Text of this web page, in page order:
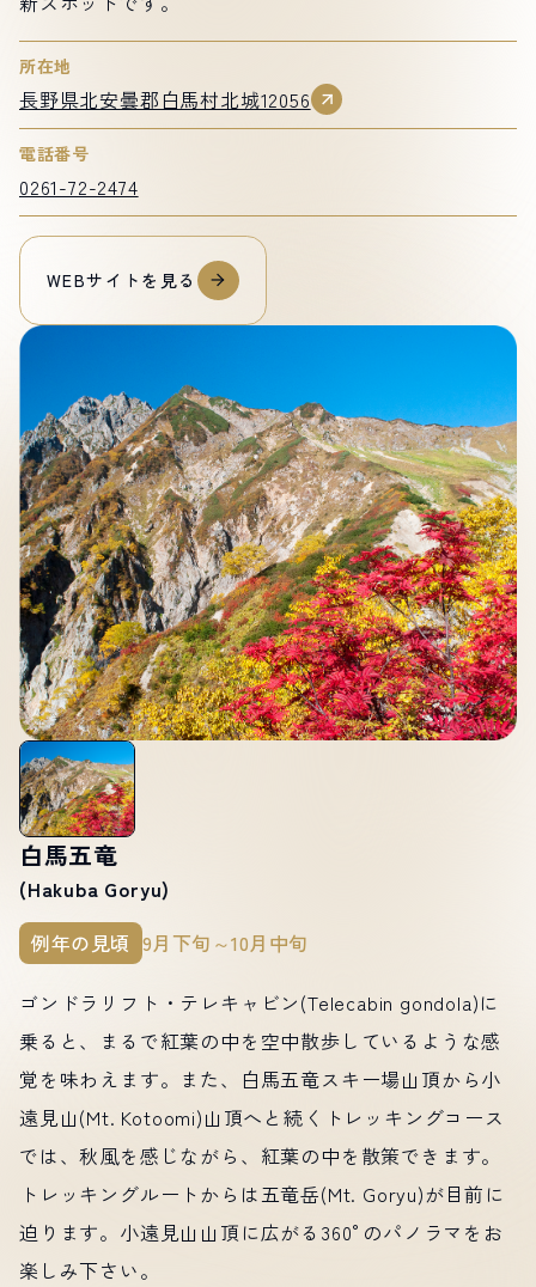
所在地
長野県北安曇郡白馬村北城12056
電話番号
0261-72-2474
WEBサイトを見る
白馬五竜
(Hakuba Goryu)
例年の見頃 9月下旬～10月中旬
ゴンドラリフト・テレキャビン(Telecabin gondola)に
乗ると、まるで紅葉の中を空中散歩しているような感
覚を味わえます。また、白馬五竜スキー場山頂から小
遠見山(Mt. Kotoomi)山頂へと続くトレッキングコース
では、秋風を感じながら、紅葉の中を散策できます。
トレッキングルートからは五竜岳(Mt. Goryu)が目前に
迫ります。小遠見山山頂に広がる360°のパノラマをお
楽しみ下さい。